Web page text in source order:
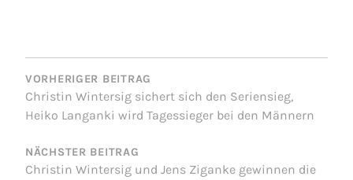
BEITRAGSNAVIGATION
VORHERIGER BEITRAG
Christin Wintersig sichert sich den Seriensieg,
Heiko Langanki wird Tagessieger bei den Männern
NÄCHSTER BEITRAG
Christin Wintersig und Jens Ziganke gewinnen die